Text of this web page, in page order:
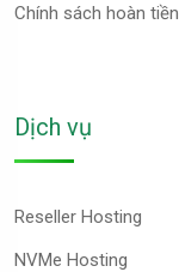
Chính sách hoàn tiền
Dịch vụ
Reseller Hosting
NVMe Hosting